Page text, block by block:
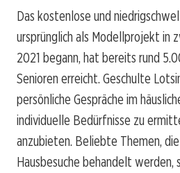
Das kostenlose und
ursprünglich als Modellprojekt in
2021 begann, hat bereits rund
Senioren erreicht. Geschulte
persönliche Gespräche im
individuelle Bedürfnisse zu
anzubieten. Beliebte Themen,
Hausbesuche behandelt werden,